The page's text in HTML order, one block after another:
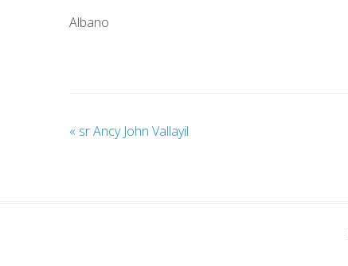
Albano
« sr Ancy John Vallayil